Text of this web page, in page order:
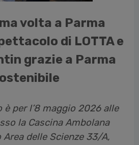
volta a Parma
di LOTTA e
grazie a Parma
è per l’8 maggio 2026 alle
la Cascina Ambolana
Area delle Scienze 33/A,